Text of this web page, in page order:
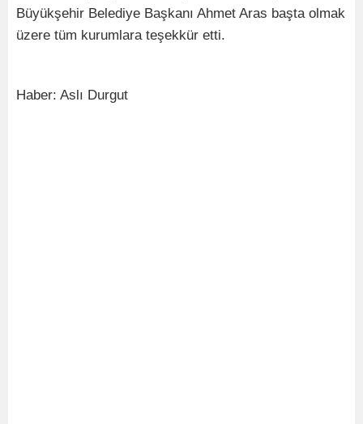
Büyükşehir Belediye Başkanı Ahmet Aras başta olmak
üzere tüm kurumlara teşekkür etti.
Haber: Aslı Durgut